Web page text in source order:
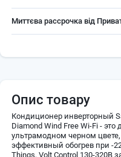
Миттєва рассрочка від
Опис товару
Кондиционер инверторный
Diamond Wind Free Wi-Fi -
ультрамодном черном
эффективный обогрев при -
Things, Volt Control 130-320В